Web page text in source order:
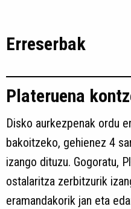
Erreserbak
Plateruena
Disko aurkezpenak ordu
bakoitzeko, gehienez 4
izango dituzu. Gogoratu,
ostalaritza zerbitzurik
eramandakorik jan eta